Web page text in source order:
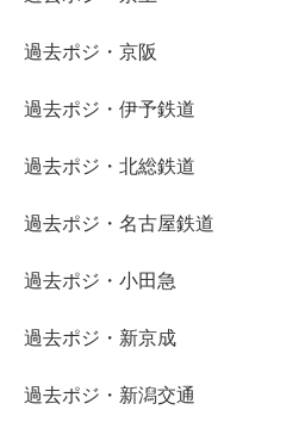
過去ポジ・京阪
過去ポジ・伊予鉄道
過去ポジ・北総鉄道
過去ポジ・名古屋鉄道
過去ポジ・小田急
過去ポジ・新京成
過去ポジ・新潟交通